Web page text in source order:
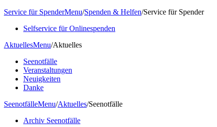
Service für SpenderMenu/Spenden & Helfen/Service für Spender
Selfservice für Onlinespenden
AktuellesMenu/Aktuelles
Seenotfälle
Veranstaltungen
Neuigkeiten
Danke
SeenotfälleMenu/Aktuelles/Seenotfälle
Archiv Seenotfälle